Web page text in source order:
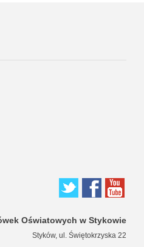
Oświatowych w Stykowie
Styków, ul. Świętokrzyska 22